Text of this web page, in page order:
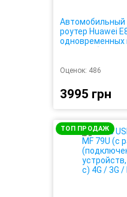
Автомобильный
роутер Huawei
одновременных
гаджетов)
Оценок: 486
3995 грн
ТОП ПРОДАЖ